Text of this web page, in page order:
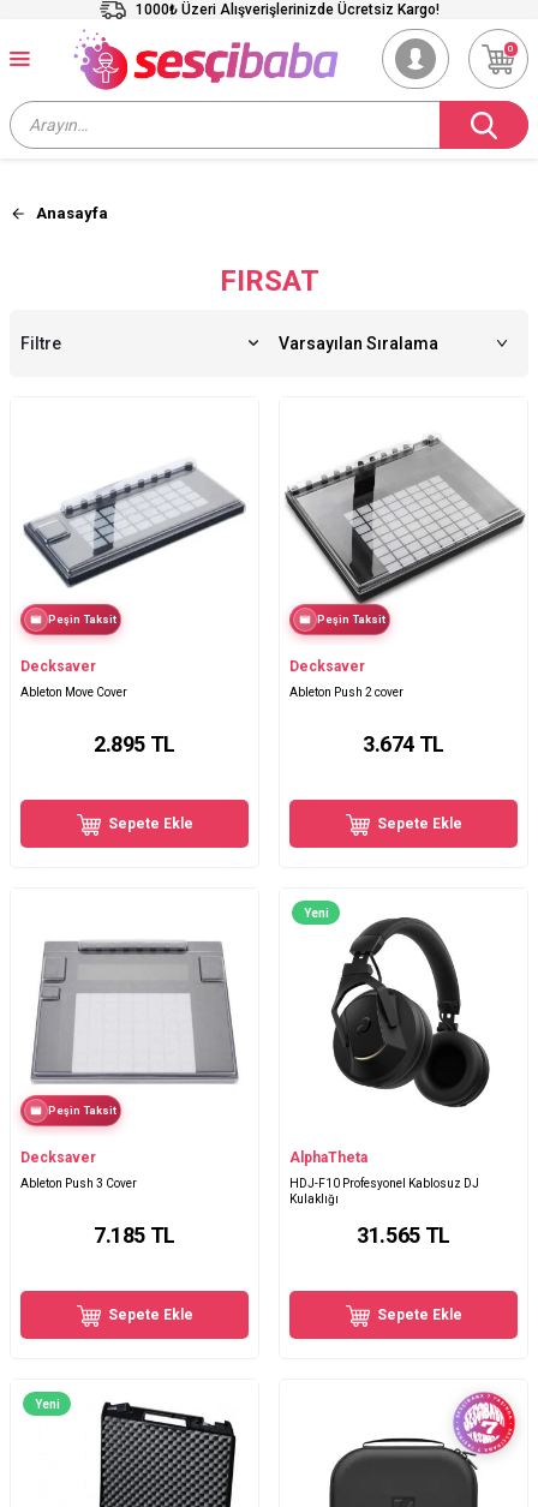
1000₺ Üzeri Alışverişlerinizde Ücretsiz Kargo!
0
Anasayfa
FIRSAT
Filtre
Peşin Taksit
Decksaver
Ableton Move Cover
2.895 TL
Sepete Ekle
Peşin Taksit
Decksaver
Ableton Push 2 cover
3.674 TL
Sepete Ekle
Peşin Taksit
Decksaver
Ableton Push 3 Cover
7.185 TL
Sepete Ekle
Yeni
AlphaTheta
HDJ-F10 Profesyonel Kablosuz DJ
Kulaklığı
31.565TL
Sepete Ekle
Yeni